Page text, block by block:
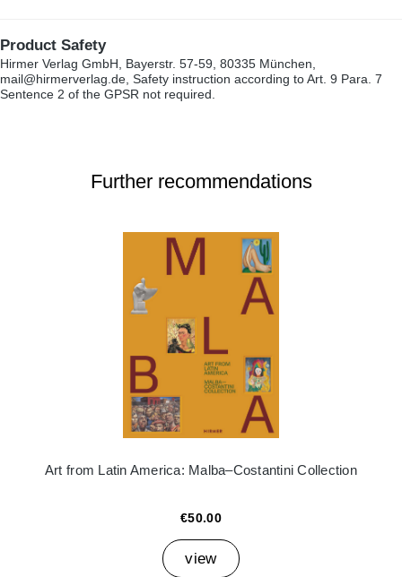
Product Safety
Hirmer Verlag GmbH, Bayerstr. 57-59, 80335 München,
mail@hirmerverlag.de, Safety instruction according to Art. 9 Para. 7
Sentence 2 of the GPSR not required.
Further recommendations
Art from Latin America: Malba–Costantini Collection
€50.00
view